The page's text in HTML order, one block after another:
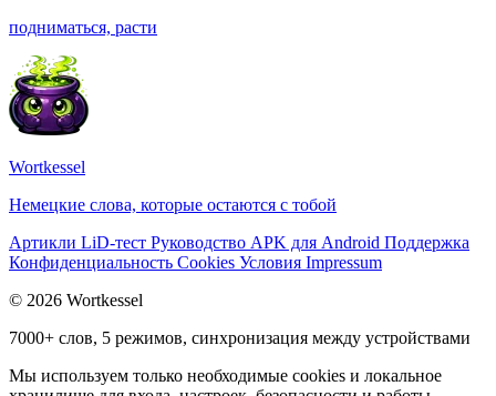
подниматься, расти
Wortkessel
Немецкие слова, которые остаются с тобой
Артикли LiD-тест Руководство APK для Android Поддержка
Конфиденциальность Cookies Условия Impressum
© 2026 Wortkessel
7000+ слов, 5 режимов, синхронизация между устройствами
Мы используем только необходимые cookies и локальное